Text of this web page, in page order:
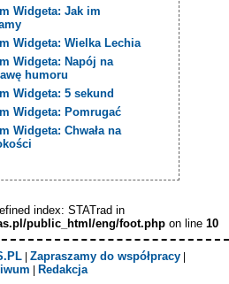
Widgeta: Jak im
Widgeta: Wielka Lechia
Widgeta: Napój na
humoru
Widgeta: 5 sekund
Widgeta: Pomrugać
Widgeta: Chwała na
index: STATrad in
public_html/eng/foot.php on line 10
| Zapraszamy do współpracy|
Redakcja